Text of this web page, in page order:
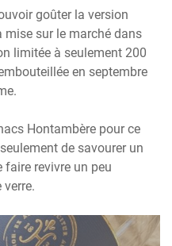
goûter la version
mise sur le marché dans
limitée à seulement 200
en septembre
Hontambère pour ce
de savourer un
revivre un peu
verre.